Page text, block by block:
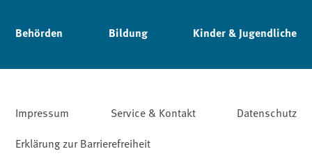
Behörden Bildung Kinder & Jugendliche
Impressum Service & Kontakt
Datenschutz
Erklärung zur Barrierefreiheit